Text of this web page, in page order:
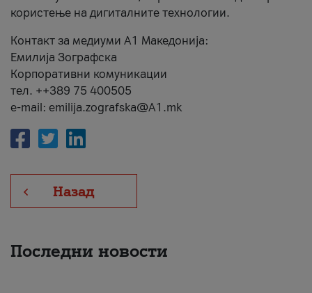
користење на дигиталните технологии.
Контакт за медиуми А1 Македонија:
Емилија Зографска
Корпоративни комуникации
тел. ++389 75 400505
e-mail: emilija.zografska@A1.mk
Назад
Последни новости